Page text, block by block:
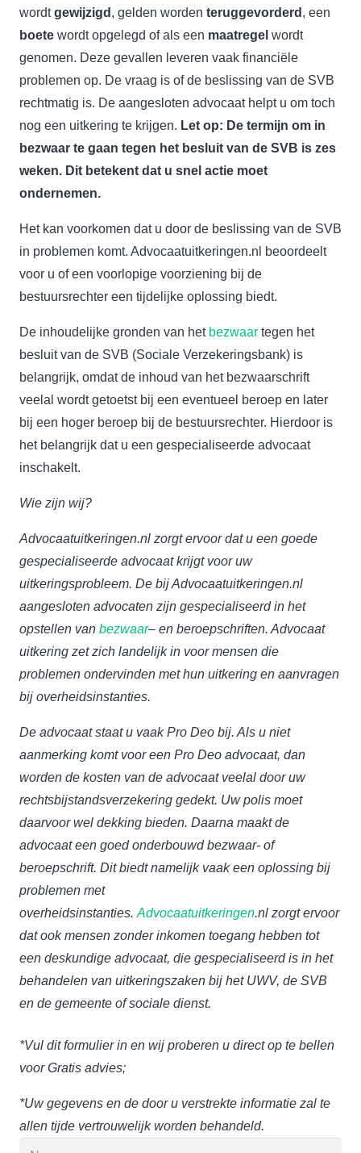
wordtgewijzigd , gelden worden teruggevorderd , een
boete wordt opgelegd of als een maatregel wordt
genomen. Deze gevallen leveren vaak financiële
problemen op. De vraag is of de beslissing van de SVB
rechtmatig is. De aangesloten advocaat helpt u om toch
nog een uitkering te krijgen. Let op: De termijn om in
bezwaar te gaan tegen het besluit van de SVB is zes
weken. Dit betekent dat u snel actie moet
ondernemen.
Het kan voorkomen dat u door de beslissing van de SVB
in problemen komt. Advocaatuitkeringen.nl beoordeelt
voor u of een voorlopige voorziening bij de
bestuursrechter een tijdelijke oplossing biedt.
De inhoudelijke gronden van het bezwaar tegen het
besluit van de SVB (Sociale Verzekeringsbank) is
belangrijk, omdat de inhoud van het bezwaarschrift
veelal wordt getoetst bij een eventueel beroep en later
bij een hoger beroep bij de bestuursrechter. Hierdoor is
het belangrijk dat u een gespecialiseerde advocaat
inschakelt.
Wie zijn wij?
Advocaatuitkeringen.nl zorgt ervoor dat u een goede
gespecialiseerde advocaat krijgt voor uw
uitkeringsprobleem. De bij Advocaatuitkeringen.nl
aangesloten advocaten zijn gespecialiseerd in het
opstellen van bezwaar– en beroepschriften. Advocaat
uitkering zet zich landelijk in voor mensen die
problemen ondervinden met hun uitkering en aanvragen
bij overheidsinstanties.
De advocaat staat u vaak Pro Deo bij. Als u niet
aanmerking komt voor een Pro Deo advocaat, dan
worden de kosten van de advocaat veelal door uw
rechtsbijstandsverzekering gedekt. Uw polis moet
daarvoor wel dekking bieden. Daarna maakt de
advocaat een goed onderbouwd bezwaar- of
beroepschrift. Dit biedt namelijk vaak een oplossing bij
problemen met
overheidsinstanties. Advocaatuitkeringen.nl zorgt ervoor
dat ook mensen zonder inkomen toegang hebben tot
een deskundige advocaat, die gespecialiseerd is in het
behandelen van uitkeringszaken bij het UWV, de SVB
en de gemeente of sociale dienst.
*Vul dit formulier in en wij proberen u direct op te bellen
voor Gratis advies;
*Uw gegevens en de door u verstrekte informatie zal te
allen tijde vertrouwelijk worden behandeld.